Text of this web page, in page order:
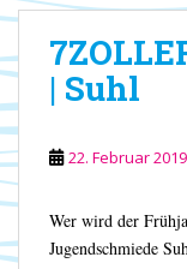
| Suhl
22. Februar 2019
Wer wird der
Jugendschmiede